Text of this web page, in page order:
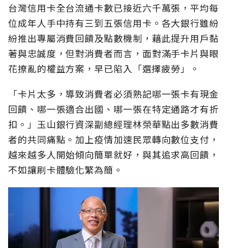
台灣信用卡全台流通卡數已接近六千萬張，平均每
位成年人手中持有三到五張信用卡。各大銀行雖紛
紛推出專屬消費回饋及點數機制，藉此提升用戶黏
著與忠誠度，但對消費者而言，面對滿手卡片與眼
花撩亂的權益方案，早已陷入「選擇疲勞」。
「卡片太多，導致消費者必須熟記哪一張卡有現金
回饋、哪一張適合出國、哪一張在特定通路才有折
扣。」玉山銀行資深副總經理林榮華點出多數消費
者的共同痛點。加上疫情加速民眾轉向數位支付，
越來越多人開始傾向簡單就好，與其追求高回饋，
不如讓刷卡體驗化繁為簡。